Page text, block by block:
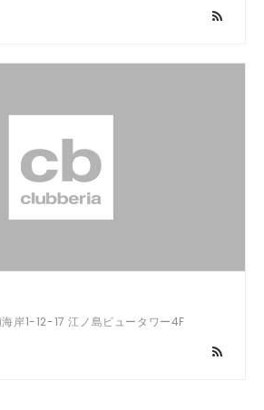
岸1-12-17 江ノ島ビュータワー4F